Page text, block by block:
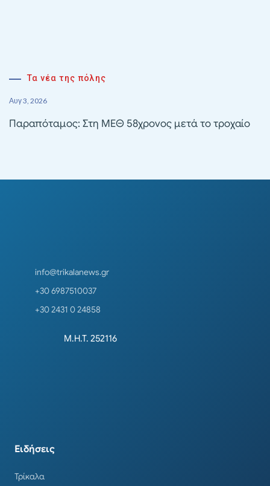
Τα νέα της πόλης
Αυγ 3, 2026
Παραπόταμος: Στη ΜΕΘ 58χρονος μετά το τροχαίο
info@trikalanews.gr
+30 6987510037
+30 2431 0 24858
Μ.Η.Τ. 252116
Ειδήσεις
Τρίκαλα